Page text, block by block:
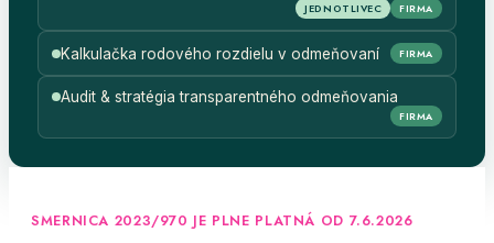
JEDNOTLIVEC FIRMA
Kalkulačka rodového rozdielu v odmeňovaní FIRMA
Audit & stratégia transparentného odmeňovania
FIRMA
SMERNICA 2023/970 JE PLNE PLATNÁ OD 7.6.2026